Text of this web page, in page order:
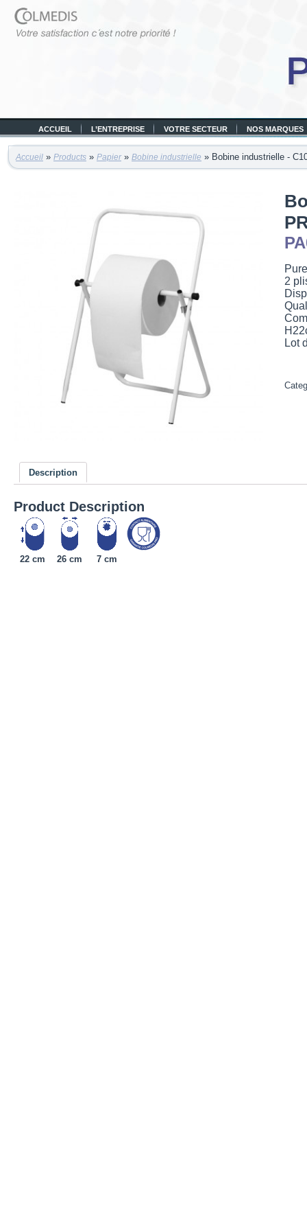
ACCUEIL L’ENTREPRISE VOTRE SECTEUR NOS MARQUES
Accueil » Products » Papier» Bobine industrielle » Bobine industrielle -
2
Lot
Description
Product Description
22 cm 26 cm 7 cm